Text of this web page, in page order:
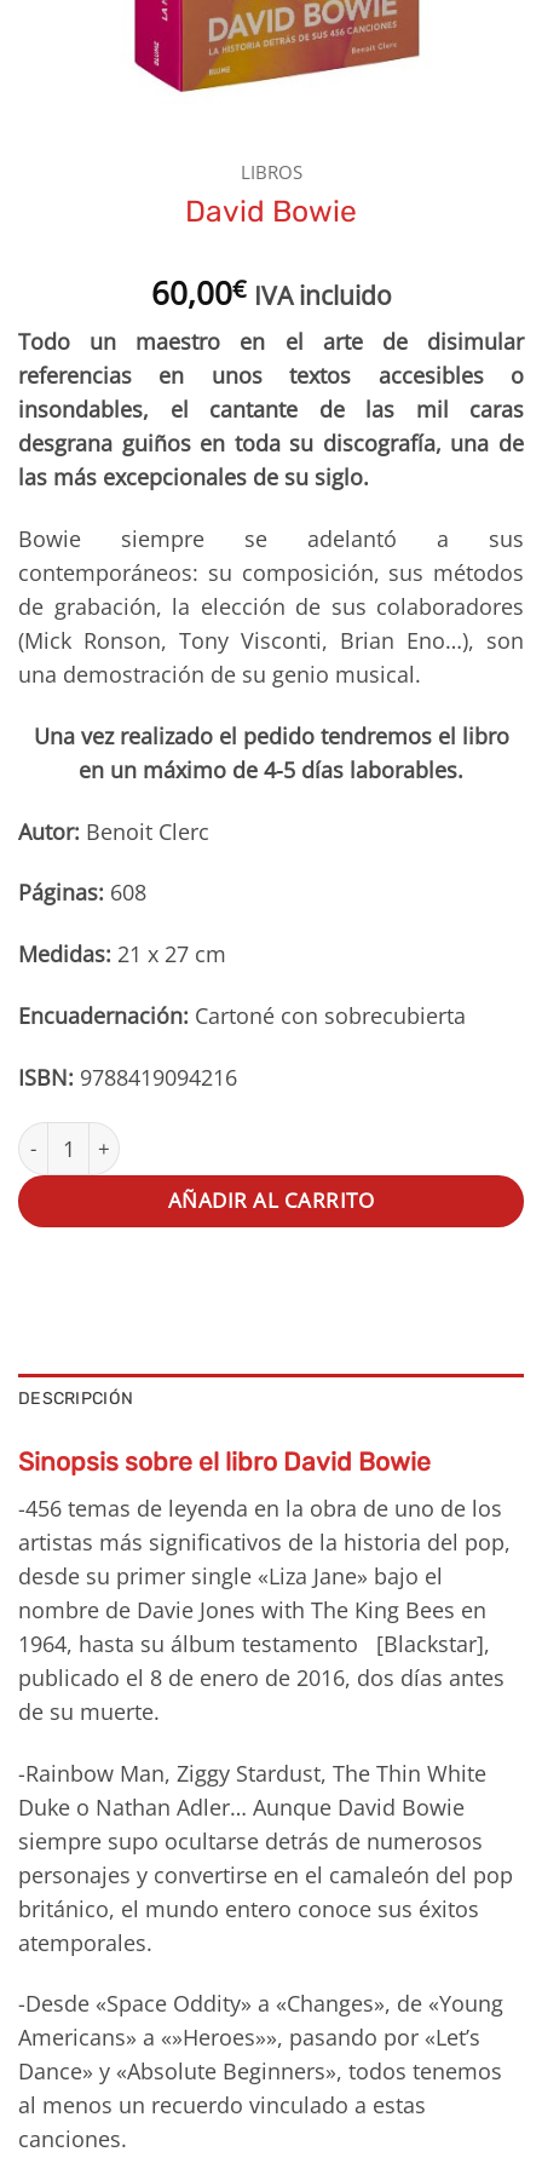
LIBROS
David Bowie
60,00€ IVA incluido
Todo un maestro en el arte de disimular
referencias en unos textos accesibles o
insondables, el cantante de las mil caras
desgrana guiños en toda su discografía, una de
las más excepcionales de su siglo.
Bowie siempre se adelantó a sus
contemporáneos: su composición, sus métodos
de grabación, la elección de sus colaboradores
(Mick Ronson, Tony Visconti, Brian Eno…), son
una demostración de su genio musical.
Una vez realizado el pedido tendremos el libro
en un máximo de 4-5 días laborables.
Autor: Benoit Clerc
Páginas: 608
Medidas: 21 x 27 cm
Encuadernación: Cartoné con sobrecubierta
ISBN: 9788419094216
David Bowie cantidad
AÑADIR AL CARRITO
DESCRIPCIÓN
Sinopsis sobre el libro David Bowie
-456 temas de leyenda en la obra de uno de los
artistas más significativos de la historia del pop,
desde su primer single «Liza Jane» bajo el
nombre de Davie Jones with The King Bees en
1964, hasta su álbum testamento [Blackstar],
publicado el 8 de enero de 2016, dos días antes
de su muerte.
-Rainbow Man, Ziggy Stardust, The Thin White
Duke o Nathan Adler… Aunque David Bowie
siempre supo ocultarse detrás de numerosos
personajes y convertirse en el camaleón del pop
británico, el mundo entero conoce sus éxitos
atemporales.
-Desde «Space Oddity» a «Changes», de «Young
Americans» a «»Heroes»», pasando por «Let’s
Dance» y «Absolute Beginners», todos tenemos
al menos un recuerdo vinculado a estas
canciones.